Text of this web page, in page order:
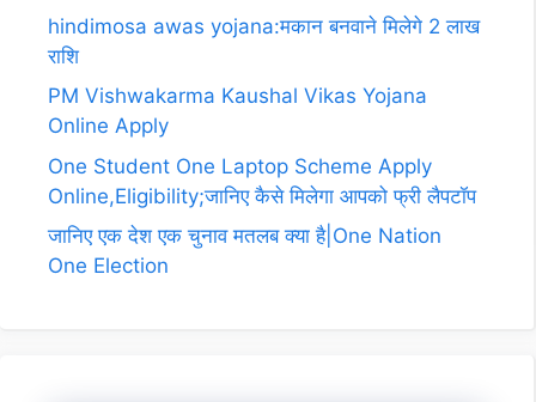
hindimosa awas yojana:मकान बनवाने मिलेगे 2 लाख
राशि
PM Vishwakarma Kaushal Vikas Yojana
Online Apply
One Student One Laptop Scheme Apply
Online,Eligibility;जानिए कैसे मिलेगा आपको फ्री लैपटॉप
जानिए एक देश एक चुनाव मतलब क्या है|One Nation
One Election